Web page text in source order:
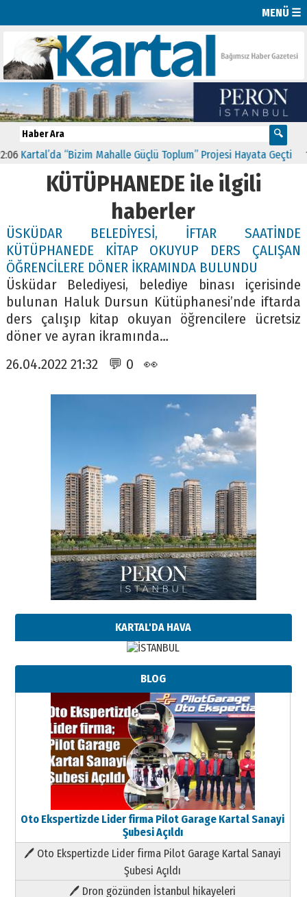
MENÜ ☰
Kartal’da “Bizim Mahalle Güçlü Toplum” Projesi Hayata Geçti
KÜTÜPHANEDE ile ilgili
haberler
ÜSKÜDAR BELEDİYESİ, İFTAR SAATİNDE
KÜTÜPHANEDE KİTAP OKUYUP DERS ÇALIŞAN
ÖĞRENCİLERE DÖNER İKRAMINDA BULUNDU
Üsküdar Belediyesi, belediye binası içerisinde
bulunan Haluk Dursun Kütüphanesi’nde iftarda
ders çalışıp kitap okuyan öğrencilere ücretsiz
döner ve ayran ikramında…
26.04.2022 21:32 💬 0 👀
KARTAL'DA HAVA
BLOG
Oto Ekspertizde Lider firma Pilot Garage Kartal Sanayi
Şubesi Açıldı
🖊 Oto Ekspertizde Lider firma Pilot Garage Kartal Sanayi
Şubesi Açıldı
🖊 Dron gözünden İstanbul hikayeleri